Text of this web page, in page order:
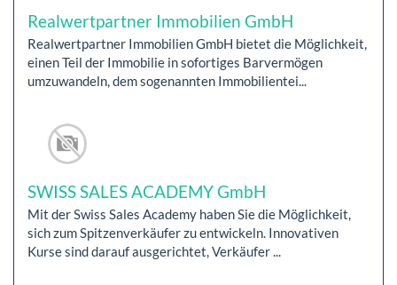
Realwertpartner Immobilien GmbH
Realwertpartner Immobilien GmbH bietet die Möglichkeit,
einen Teil der Immobilie in sofortiges Barvermögen
umzuwandeln, dem sogenannten Immobilientei...
SWISS SALES ACADEMY GmbH
Mit der Swiss Sales Academy haben Sie die Möglichkeit,
sich zum Spitzenverkäufer zu entwickeln. Innovativen
Kurse sind darauf ausgerichtet, Verkäufer ...